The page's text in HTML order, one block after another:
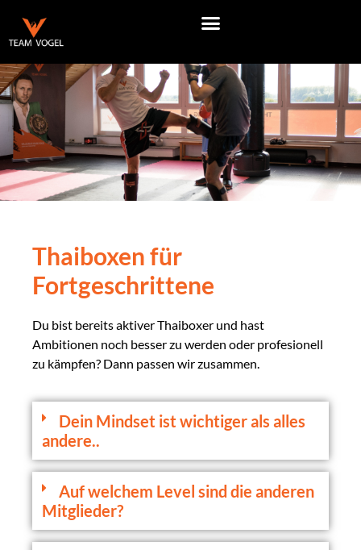
Thaiboxen für
Fortgeschrittene
Du bist bereits aktiver Thaiboxer und hast
Ambitionen noch besser zu werden oder profesionell
zu kämpfen? Dann passen wir zusammen.
Dein Mindset ist wichtiger als alles
andere..
Auf welchem Level sind die anderen
Mitglieder?